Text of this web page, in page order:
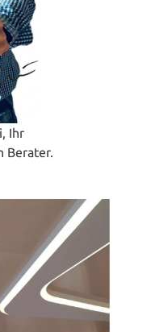
Ihr
Berater.